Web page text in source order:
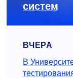
систем
ВЧЕРА
В